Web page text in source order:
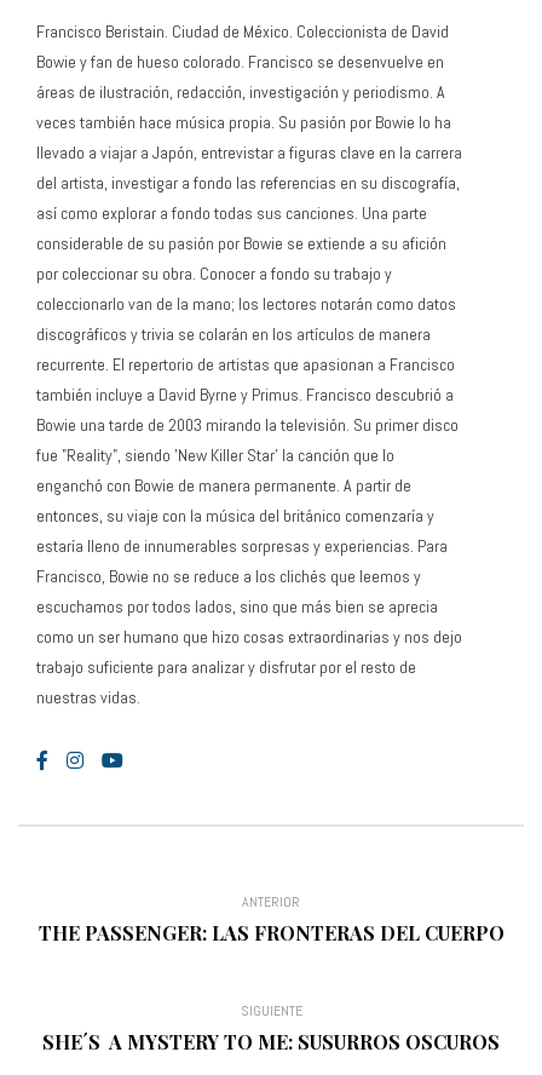
Francisco Beristain. Ciudad de México. Coleccionista de David
Bowie y fan de hueso colorado. Francisco se desenvuelve en
áreas de ilustración, redacción, investigación y periodismo. A
veces también hace música propia. Su pasión por Bowie lo ha
llevado a viajar a Japón, entrevistar a figuras clave en la carrera
del artista, investigar a fondo las referencias en su discografía,
así como explorar a fondo todas sus canciones. Una parte
considerable de su pasión por Bowie se extiende a su afición
por coleccionar su obra. Conocer a fondo su trabajo y
coleccionarlo van de la mano; los lectores notarán como datos
discográficos y trivia se colarán en los artículos de manera
recurrente. El repertorio de artistas que apasionan a Francisco
también incluye a David Byrne y Primus. Francisco descubrió a
Bowie una tarde de 2003 mirando la televisión. Su primer disco
fue "Reality", siendo 'New Killer Star' la canción que lo
enganchó con Bowie de manera permanente. A partir de
entonces, su viaje con la música del británico comenzaría y
estaría lleno de innumerables sorpresas y experiencias. Para
Francisco, Bowie no se reduce a los clichés que leemos y
escuchamos por todos lados, sino que más bien se aprecia
como un ser humano que hizo cosas extraordinarias y nos dejo
trabajo suficiente para analizar y disfrutar por el resto de
nuestras vidas.
ANTERIOR
THE PASSENGER: LAS FRONTERAS DEL CUERPO
SIGUIENTE
SHE´S A MYSTERY TO ME: SUSURROS OSCUROS